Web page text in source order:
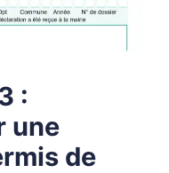
:
une
de